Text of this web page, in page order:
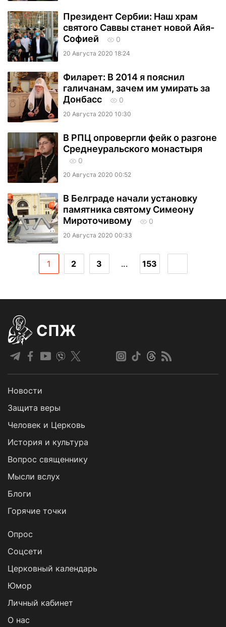
Президент Сербии: Наш храм
святого Саввы станет новой Айя-
Софией
0
20 Августа 2020 18:24
Филарет: В 2014 я пояснил
галичанам, зачем им умирать за
Донбасс
0
20 Августа 2020 10:30
В РПЦ опровергли фейк о разгоне
Среднеуральского монастыря
0
20 Августа 2020 00:52
В Белграде начали установку
памятника святому Симеону
Мироточивому
0
20 Августа 2020 00:33
1 2 3 ... 153
СПЖ
Новости
Защита веры
Человек и Церковь
История и культура
Вопрос священнику
Мысли вслух
Блоги
Горячие точки
Опрос
Cоцсети
Церковный календарь
Юмор
Личный кабинет
О нас